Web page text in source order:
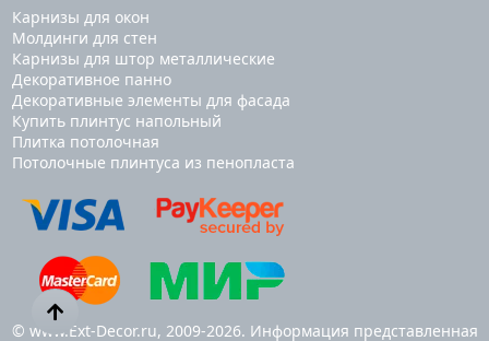
карнизы для окон
молдинги для стен
карнизы для штор металлические
декоративное панно
декоративные элементы для фасада
купить плинтус напольный
плитка потолочная
потолочные плинтуса из пенопласта
© www.Ext-Decor.ru, 2009-2026. Информация представленная